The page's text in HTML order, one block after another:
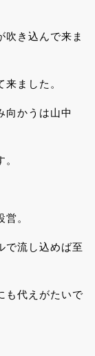
吹き込んで来ま
ました。
向かうは山中
。
で流し込めば至
も代えがたいで